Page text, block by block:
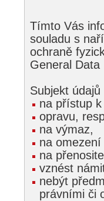
Tímto Vás
souladu s
ochraně
General
Subjekt
na přístup
opravu,
na výmaz,
na
na
vznést
nebýt
právními či